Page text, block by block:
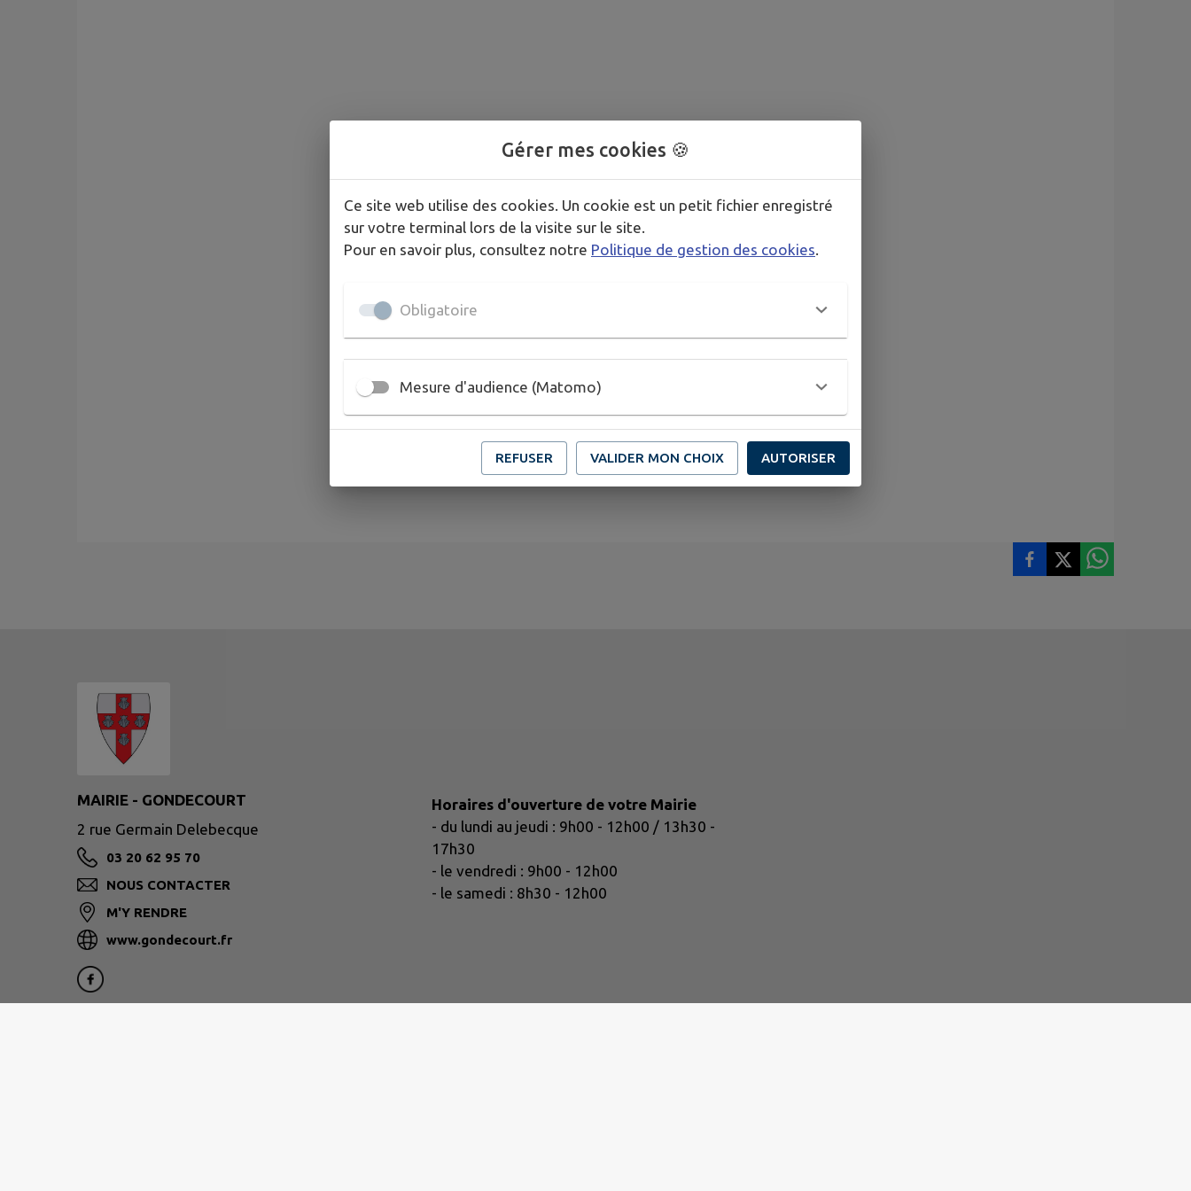
MAIRIE - GONDECOURT
2 rue Germain Delebecque
03 20 62 95 70
NOUS CONTACTER
M'Y RENDRE
www.gondecourt.fr
Horaires d'ouverture de votre Mairie
- du lundi au jeudi : 9h00 - 12h00 / 13h30 -
17h30
- le vendredi : 9h00 - 12h00
- le samedi : 8h30 - 12h00
Gérer mes cookies 🍪
Ce site web utilise des cookies. Un cookie est un petit fichier enregistré
sur votre terminal lors de la visite sur le site.
Pour en savoir plus, consultez notre Politique de gestion des cookies
Obligatoire
Mesure d'audience (Matomo)
REFUSER VALIDER MON CHOIX AUTORISER